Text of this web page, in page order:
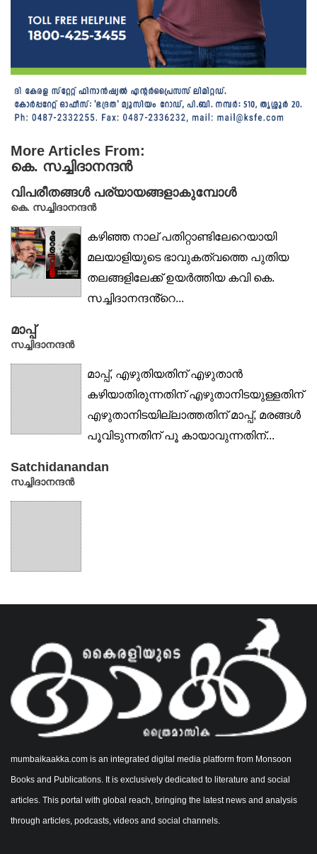
More Articles From:
കെ. സച്ചിദാനന്ദൻ
വിപരീതങ്ങൾ പര്യായങ്ങളാകുമ്പോൾ
കെ. സച്ചിദാനന്ദൻ
കഴിഞ്ഞ നാല് പതിറ്റാണ്ടിലേറെയായി
മലയാളിയുടെ ഭാവുകത്വത്തെ പുതിയ
തലങ്ങളിലേക്ക് ഉയർത്തിയ കവി കെ.
സച്ചിദാനന്ദൻ്റെ...
മാപ്പ്
സച്ചിദാനന്ദൻ
മാപ്പ്, എഴുതിയതിന് എഴുതാൻ
കഴിയാതിരുന്നതിന് എഴുതാനിടയുള്ളതിന്
എഴുതാനിടയില്ലാത്തതിന് മാപ്പ്, മരങ്ങൾ
പൂവിടുന്നതിന് പൂ കായാവുന്നതിന്...
Satchidanandan
സച്ചിദാനന്ദൻ
mumbaikaakka.com is an integrated digital media platform from Monsoon
Books and Publications. It is exclusively dedicated to literature and social
articles. This portal with global reach, bringing the latest news and analysis
through articles, podcasts, videos and social channels.